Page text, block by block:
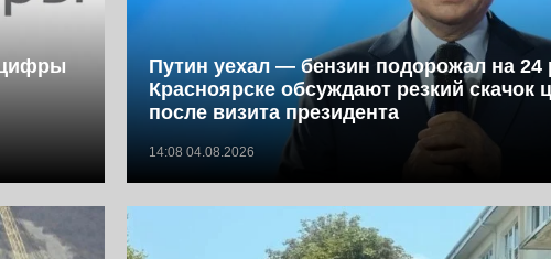
Путин уехал — бензин подорожал на 24
Красноярске обсуждают резкий скачок
после визита президента
14:08 04.08.2026